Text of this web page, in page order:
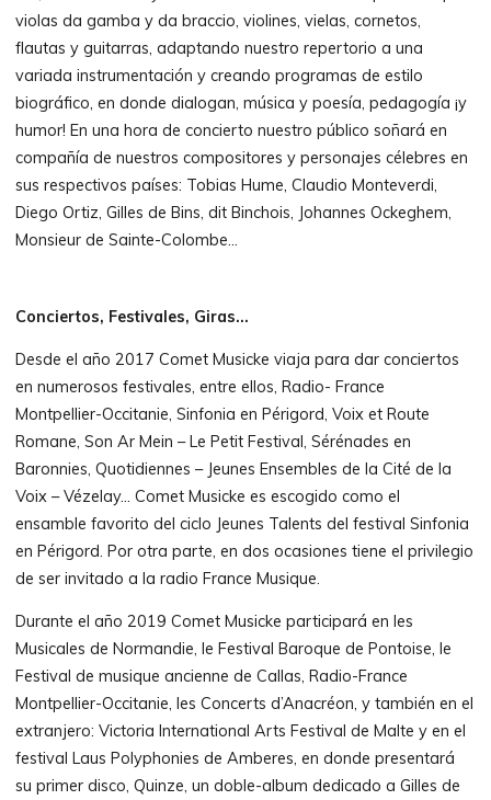
violas da gamba y da braccio, violines, vielas, cornetos,
flautas y guitarras, adaptando nuestro repertorio a una
variada instrumentación y creando programas de estilo
biográfico, en donde dialogan, música y poesía, pedagogía ¡y
humor! En una hora de concierto nuestro público soñará en
compañía de nuestros compositores y personajes célebres en
sus respectivos países: Tobias Hume, Claudio Monteverdi,
Diego Ortiz, Gilles de Bins, dit Binchois, Johannes Ockeghem,
Monsieur de Sainte-Colombe…
Conciertos, Festivales, Giras…
Desde el año 2017 Comet Musicke viaja para dar conciertos
en numerosos festivales, entre ellos, Radio- France
Montpellier-Occitanie, Sinfonia en Périgord, Voix et Route
Romane, Son Ar Mein – Le Petit Festival, Sérénades en
Baronnies, Quotidiennes – Jeunes Ensembles de la Cité de la
Voix – Vézelay… Comet Musicke es escogido como el
ensamble favorito del ciclo Jeunes Talents del festival Sinfonia
en Périgord. Por otra parte, en dos ocasiones tiene el privilegio
de ser invitado a la radio France Musique.
Durante el año 2019 Comet Musicke participará en les
Musicales de Normandie, le Festival Baroque de Pontoise, le
Festival de musique ancienne de Callas, Radio-France
Montpellier-Occitanie, les Concerts d’Anacréon, y también en el
extranjero: Victoria International Arts Festival de Malte y en el
festival Laus Polyphonies de Amberes, en donde presentará
su primer disco, Quinze, un doble-album dedicado a Gilles de